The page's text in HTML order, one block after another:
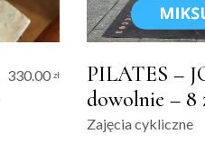
330.00 zł
PILATES –
dowolnie – 8
Zajęcia cykliczne